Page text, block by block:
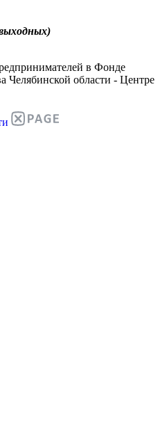
в Фонде
Челябинской области - Центре